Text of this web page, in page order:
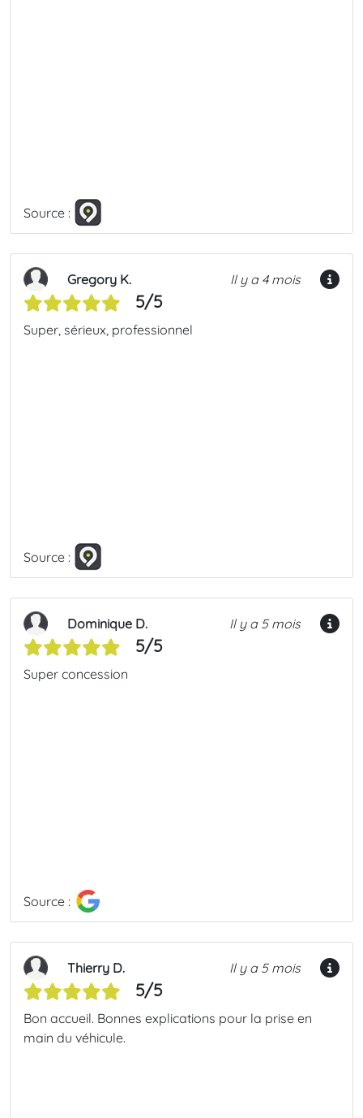
Source :
Gregory K. Il y a 4 mois
5/5
Super, sérieux, professionnel
Source :
Dominique D. Il y a 5 mois
5/5
Super concession
Source :
Thierry D. Il y a 5 mois
5/5
Bon accueil. Bonnes explications pour la prise en
main du véhicule.